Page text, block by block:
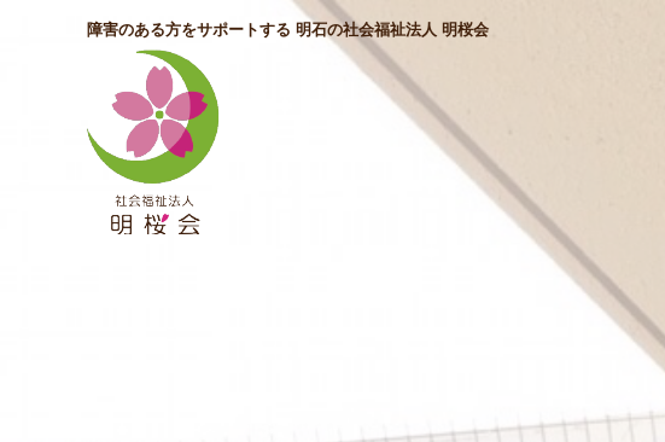
障害のある方をサポートする 明石の社会福祉法人 明桜会